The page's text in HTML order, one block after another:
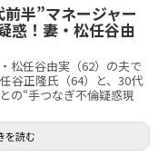
半”マネージャー
惑！妻・松任谷由
松任谷由実（62）の夫で
谷正隆氏（64）と、30代
の“手つなぎ不倫疑惑現
を読む